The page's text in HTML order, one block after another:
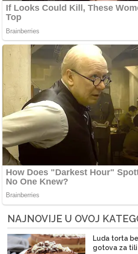
NAJNOVIJE U OVOJ
Luda torta
gotova za tili